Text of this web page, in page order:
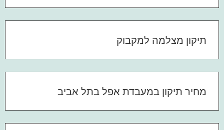
תיקון מצלמה למקבוק
מחיר תיקון במעבדת אפל בתל אביב